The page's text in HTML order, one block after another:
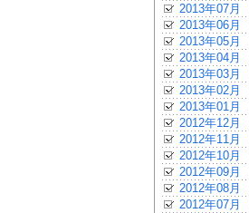
2013年07月
2013年06月
2013年05月
2013年04月
2013年03月
2013年02月
2013年01月
2012年12月
2012年11月
2012年10月
2012年09月
2012年08月
2012年07月